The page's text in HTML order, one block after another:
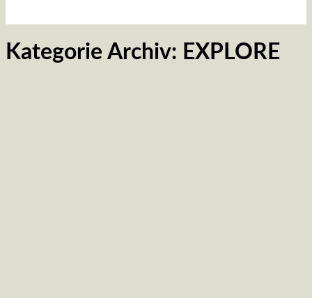
Kategorie Archiv: EXPLORE